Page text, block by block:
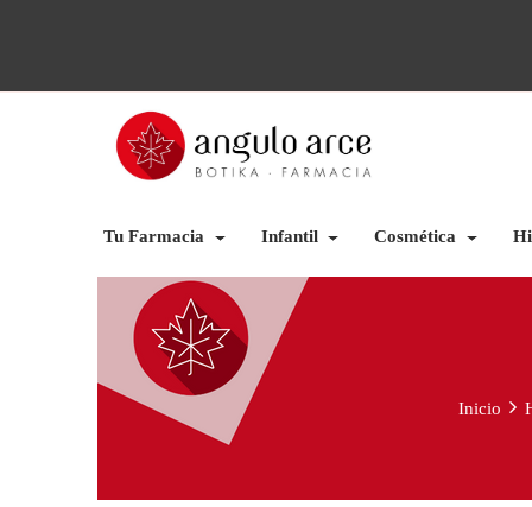
Tu Farmacia Infantil Cosmética
Inicio